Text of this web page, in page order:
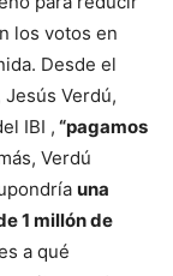
los votos en
Desde el
Verdú,
IBI , “pagamos
Verdú
una
1 millón de
a qué